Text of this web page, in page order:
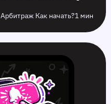
Как начать?1 мин